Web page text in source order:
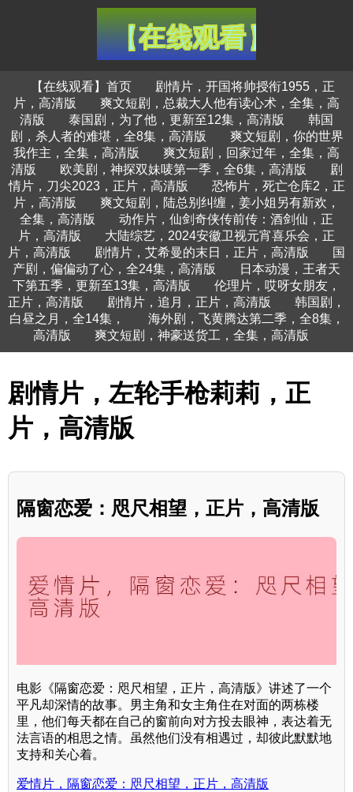
【在线观看】首页
剧情片，开国将帅授衔1955，正
片，高清版
爽文短剧，总裁大人他有读心术，全集，高
清版
泰国剧，为了他，更新至12集，高清版
韩国
剧，杀人者的难堪，全8集，高清版
爽文短剧，你的世界
我作主，全集，高清版
爽文短剧，回家过年，全集，高
清版
欧美剧，神探双妹唛第一季，全6集，高清版
剧
情片，刀尖2023，正片，高清版
恐怖片，死亡仓库2，正
片，高清版
爽文短剧，陆总别纠缠，姜小姐另有新欢，
全集，高清版
动作片，仙剑奇侠传前传：酒剑仙，正
片，高清版
大陆综艺，2024安徽卫视元宵喜乐会，正
片，高清版
剧情片，艾希曼的末日，正片，高清版
国
产剧，偏偏动了心，全24集，高清版
日本动漫，王者天
下第五季，更新至13集，高清版
伦理片，哎呀女朋友，
正片，高清版
剧情片，追月，正片，高清版
韩国剧，
白昼之月，全14集，
海外剧，飞黄腾达第二季，全8集，
高清版
爽文短剧，神豪送货工，全集，高清版
剧情片，左轮手枪莉莉，正
片，高清版
隔窗恋爱：咫尺相望，正片，高清版
电影《隔窗恋爱：咫尺相望，正片，高清版》讲述了一个
平凡却深情的故事。男主角和女主角住在对面的两栋楼
里，他们每天都在自己的窗前向对方投去眼神，表达着无
法言语的相思之情。虽然他们没有相遇过，却彼此默默地
支持和关心着。
爱情片，隔窗恋爱：咫尺相望，正片，高清版